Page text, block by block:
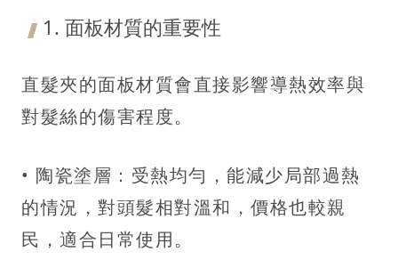
1. 面板材質的重要性
直髮夾的面板材質會直接影響導熱效率與
對髮絲的傷害程度。
• 陶瓷塗層：受熱均勻，能減少局部過熱
的情況，對頭髮相對溫和，價格也較親
民，適合日常使用。